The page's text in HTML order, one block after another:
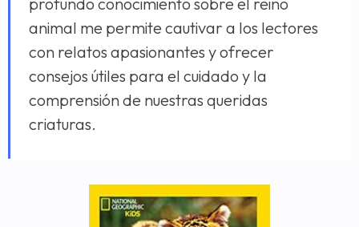
animal me permite cautivar a los lectores
con relatos apasionantes y ofrecer
consejos útiles para el cuidado y la
comprensión de nuestras queridas
criaturas.